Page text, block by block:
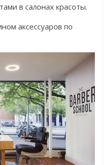
в салонах красоты.
аксессуаров по